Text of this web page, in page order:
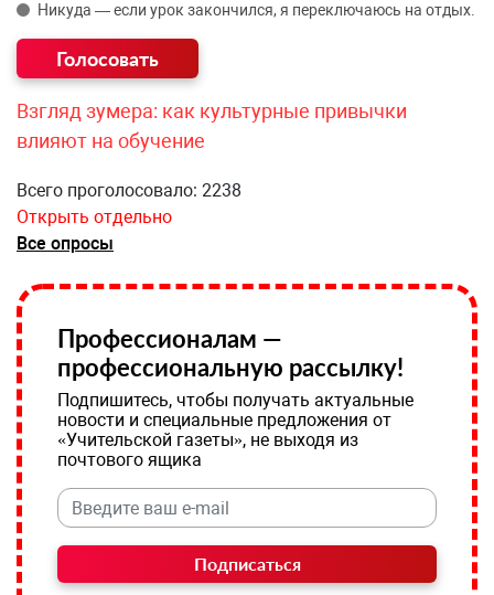
Никуда — если урок закончился, я переключаюсь на отдых.
Взгляд зумера: как культурные привычки
влияют на обучение
Всего проголосовало: 2238
Открыть отдельно
Все опросы
Профессионалам —
профессиональную рассылку!
Подпишитесь, чтобы получать актуальные
новости и специальные предложения от
«Учительской газеты», не выходя из
почтового ящика
Подписаться